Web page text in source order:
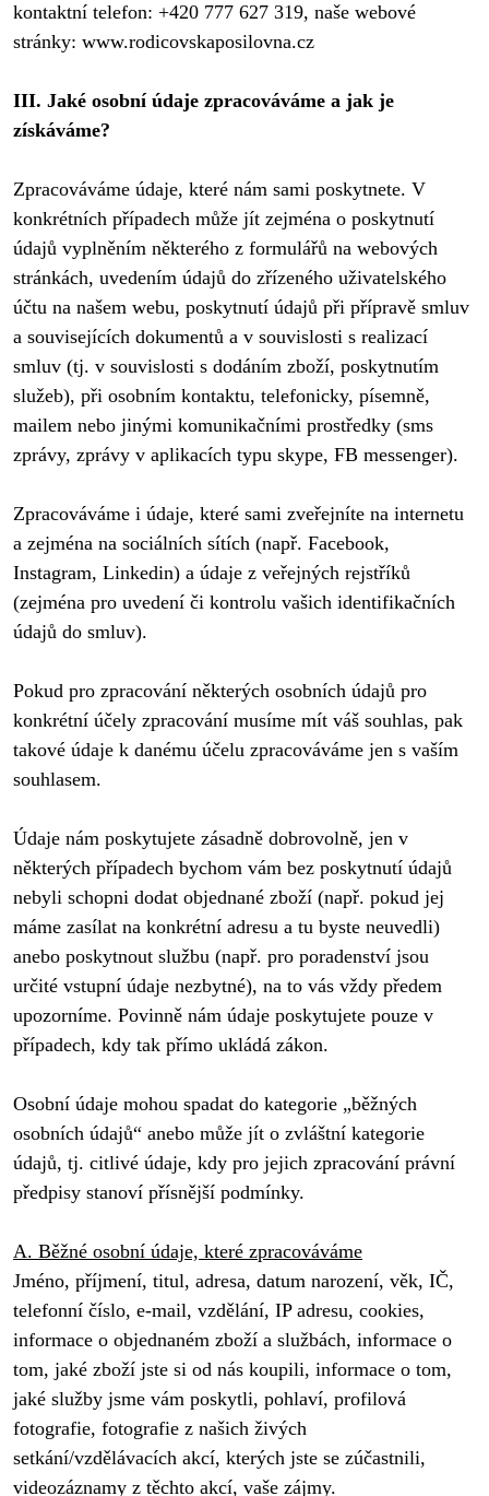
kontaktní telefon: +420 777 627 319, naše webové
stránky: www.rodicovskaposilovna.cz
III. Jaké osobní údaje zpracováváme a jak je
získáváme?
Zpracováváme údaje, které nám sami poskytnete. V
konkrétních případech může jít zejména o poskytnutí
údajů vyplněním některého z formulářů na webových
stránkách, uvedením údajů do zřízeného uživatelského
účtu na našem webu, poskytnutí údajů při přípravě smluv
a souvisejících dokumentů a v souvislosti s realizací
smluv (tj. v souvislosti s dodáním zboží, poskytnutím
služeb), při osobním kontaktu, telefonicky, písemně,
mailem nebo jinými komunikačními prostředky (sms
zprávy, zprávy v aplikacích typu skype, FB messenger).
Zpracováváme i údaje, které sami zveřejníte na internetu
a zejména na sociálních sítích (např. Facebook,
Instagram, Linkedin) a údaje z veřejných rejstříků
(zejména pro uvedení či kontrolu vašich identifikačních
údajů do smluv).
Pokud pro zpracování některých osobních údajů pro
konkrétní účely zpracování musíme mít váš souhlas, pak
takové údaje k danému účelu zpracováváme jen s vaším
souhlasem.
Údaje nám poskytujete zásadně dobrovolně, jen v
některých případech bychom vám bez poskytnutí údajů
nebyli schopni dodat objednané zboží (např. pokud jej
máme zasílat na konkrétní adresu a tu byste neuvedli)
anebo poskytnout službu (např. pro poradenství jsou
určité vstupní údaje nezbytné), na to vás vždy předem
upozorníme. Povinně nám údaje poskytujete pouze v
případech, kdy tak přímo ukládá zákon.
Osobní údaje mohou spadat do kategorie „běžných
osobních údajů“ anebo může jít o zvláštní kategorie
údajů, tj. citlivé údaje, kdy pro jejich zpracování právní
předpisy stanoví přísnější podmínky.
A. Běžné osobní údaje, které zpracováváme
Jméno, příjmení, titul, adresa, datum narození, věk, IČ,
telefonní číslo, e-mail, vzdělání, IP adresu, cookies,
informace o objednaném zboží a službách, informace o
tom, jaké zboží jste si od nás koupili, informace o tom,
jaké služby jsme vám poskytli, pohlaví, profilová
fotografie, fotografie z našich živých
setkání/vzdělávacích akcí, kterých jste se zúčastnili,
videozáznamy z těchto akcí, vaše zájmy.